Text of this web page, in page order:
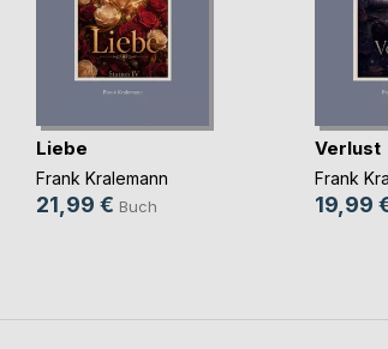
Liebe
Frank Kralemann
21,99 € Buch
Verlust
Frank
19,99